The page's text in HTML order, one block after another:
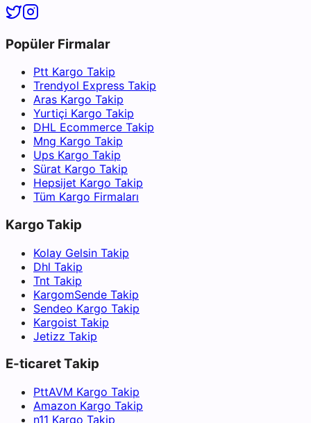
Popüler Firmalar
Ptt Kargo Takip
Trendyol Express Takip
Aras Kargo Takip
Yurtiçi Kargo Takip
DHL Ecommerce Takip
Mng Kargo Takip
Ups Kargo Takip
Sürat Kargo Takip
Hepsijet Kargo Takip
Tüm Kargo Firmaları
Kargo Takip
Kolay Gelsin Takip
Dhl Takip
Tnt Takip
KargomSende Takip
Sendeo Kargo Takip
Kargoist Takip
Jetizz Takip
E-ticaret Takip
PttAVM Kargo Takip
Amazon Kargo Takip
n11 Kargo Takip